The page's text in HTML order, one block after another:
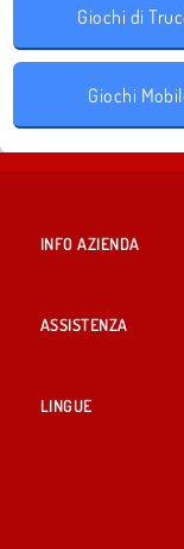
Giochi di
Giochi
INFO AZIENDA
ASSISTENZA
LINGUE